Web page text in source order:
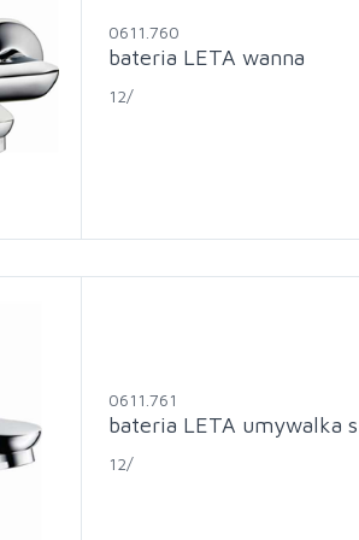
0611.760
bateria LETA wanna
12/
0611.761
bateria LETA umywalka
12/